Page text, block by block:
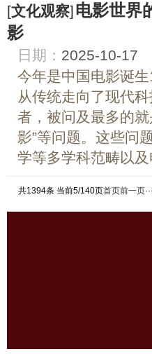
[文化观察]电影世界
影
日期： 2025-10-17
今年是中国电影诞
从传统走向了现代
者，被问及最多的
影”等问题。这些问
学等多学科范畴以及
共1394条 当前5/140页首页前一页···